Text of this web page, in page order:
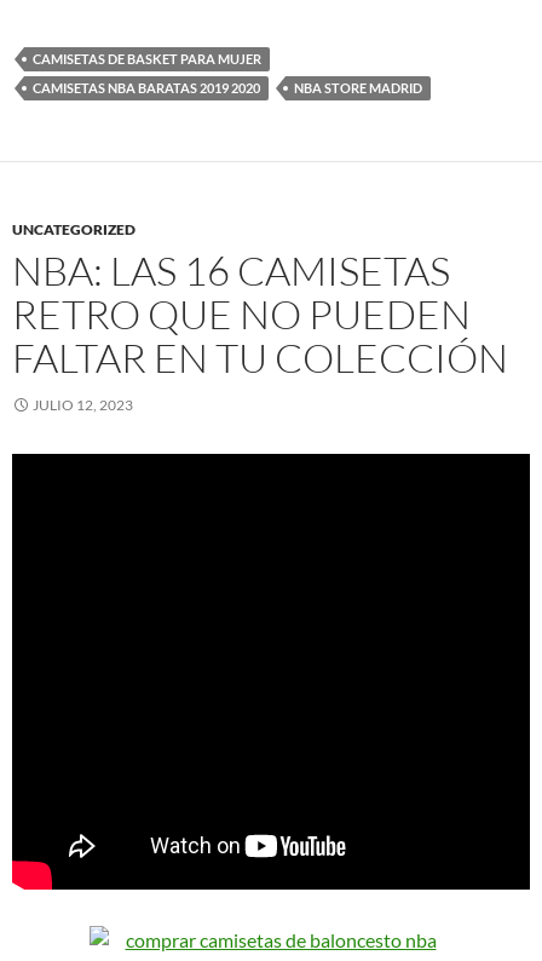
CAMISETAS DE BASKET PARA MUJER
CAMISETAS NBA BARATAS 2019 2020
NBA STORE MADRID
UNCATEGORIZED
NBA: LAS 16 CAMISETAS
RETRO QUE NO PUEDEN
FALTAR EN TU COLECCIÓN
JULIO 12, 2023